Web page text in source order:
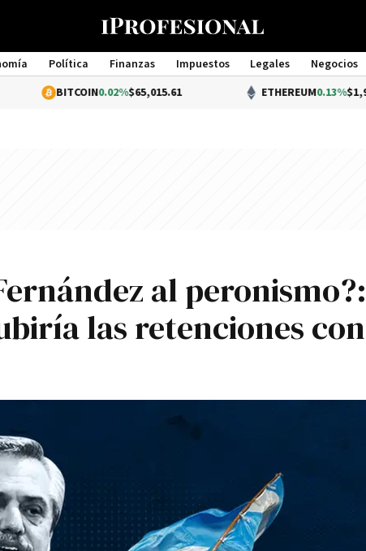
Política Finanzas Impuestos Legales Negocios
Management
BITCOIN0.02%$65,015.61 ETHEREUM 0.13%$1,917.75
al peronismo?:
las retenciones con